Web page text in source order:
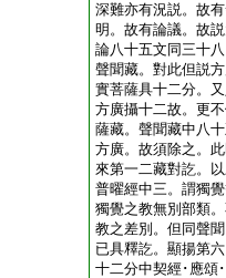
深難亦有況説。故
明。故有論議。故
論八十五文同三十
聲聞藏。對此但説
實菩薩具十二分。
方廣攝十二故。更
薩藏。聲聞藏中八
方廣。故須除之。
來第一二藏對訖。
普曜經中三。謂獨
獨覺之教無別部類
教之差別。但同聲
已具釋訖。顯揚第
十二分中契經･應頌